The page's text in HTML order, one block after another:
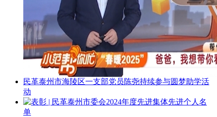
民革泰州市海陵区一支部党员陈尧持续参与圆梦助学活
动